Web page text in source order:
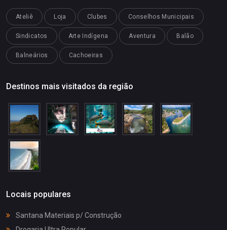
Ateliê Loja Clubes Conselhos Municipais
Sindicatos Arte Indígena Aventura Balão
Balneários Cachoeiras
Destinos mais visitados da região
Locais populares
Santana Materiais p/ Construção